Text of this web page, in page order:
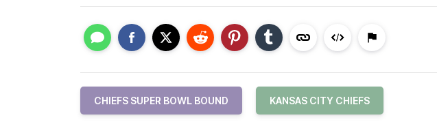
CHIEFS SUPER BOWL BOUND KANSAS CITY CHIEFS